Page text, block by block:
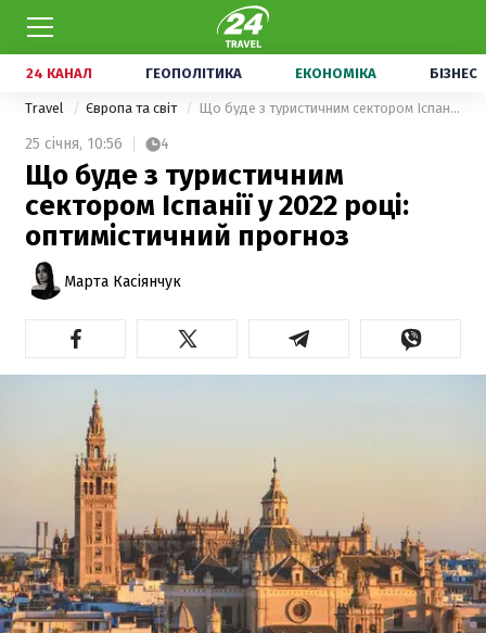
24 КАНАЛ ГЕОПОЛІТИКА ЕКОНОМІКА БІЗНЕС
Travel Європа та світ Що буде з туристичним сектором Іспанії у 2022 році: оптимістичний прогноз
25 січня, 10:56 4
Що буде з туристичним
сектором Іспанії у 2022 році:
оптимістичний прогноз
Марта Касіянчук